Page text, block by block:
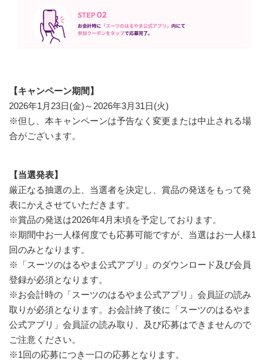
【キャンペーン期間】
2026年1月23日(金)～2026年3月31日(火)
※但し、本キャンペーンは予告なく変更または中止される場
合がございます。
【当選発表】
厳正なる抽選の上、当選者を決定し、賞品の発送をもって発
表にかえさせていただきます。
※賞品の発送は2026年4月末頃を予定しております。
※期間中お一人様何度でも応募可能ですが、当選はお一人様1
回のみとなります。
※「スーツのはるやま公式アプリ」のダウンロード及び会員
登録が必須となります。
※お会計時の「スーツのはるやま公式アプリ」会員証の読み
取りが必須となります。お会計終了後に「スーツのはるやま
公式アプリ」会員証の読み取り、及び応募はできませんので
ご注意ください。
※1回の応募につき一口の応募となります。